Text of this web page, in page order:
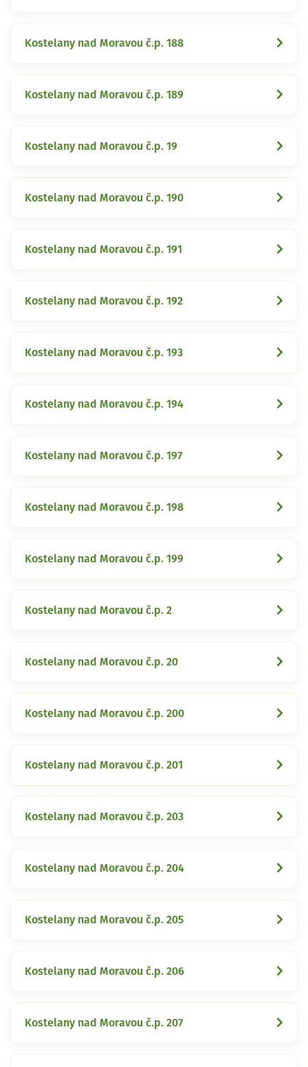
Kostelany nad Moravou č.p. 188
Kostelany nad Moravou č.p. 189
Kostelany nad Moravou č.p. 19
Kostelany nad Moravou č.p. 190
Kostelany nad Moravou č.p. 191
Kostelany nad Moravou č.p. 192
Kostelany nad Moravou č.p. 193
Kostelany nad Moravou č.p. 194
Kostelany nad Moravou č.p. 197
Kostelany nad Moravou č.p. 198
Kostelany nad Moravou č.p. 199
Kostelany nad Moravou č.p. 2
Kostelany nad Moravou č.p. 20
Kostelany nad Moravou č.p. 200
Kostelany nad Moravou č.p. 201
Kostelany nad Moravou č.p. 203
Kostelany nad Moravou č.p. 204
Kostelany nad Moravou č.p. 205
Kostelany nad Moravou č.p. 206
Kostelany nad Moravou č.p. 207